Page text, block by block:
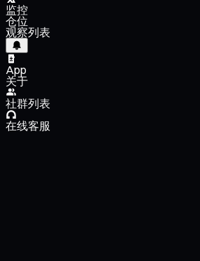
监控
仓位
观察列表
App
关于
社群列表
在线客服